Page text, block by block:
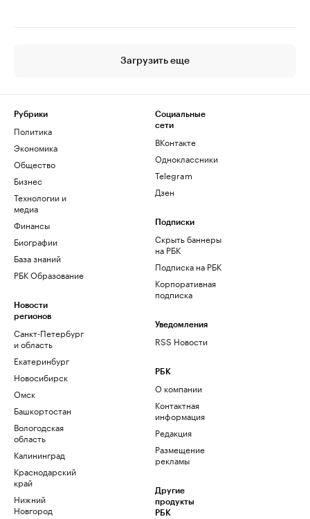
Загрузить еще
Рубрики
Политика
Экономика
Общество
Бизнес
Технологии и
медиа
Финансы
Биографии
База знаний
РБК Образование
Новости
регионов
Санкт-Петербург
и область
Екатеринбург
Новосибирск
Омск
Башкортостан
Вологодская
область
Калининград
Краснодарский
край
Нижний
Новгород
Социальные
сети
ВКонтакте
Одноклассники
Telegram
Дзен
Подписки
Скрыть баннеры
на РБК
Подписка на РБК
Корпоративная
подписка
Уведомления
RSS Новости
РБК
О компании
Контактная
информация
Редакция
Размещение
рекламы
Другие
продукты
РБК